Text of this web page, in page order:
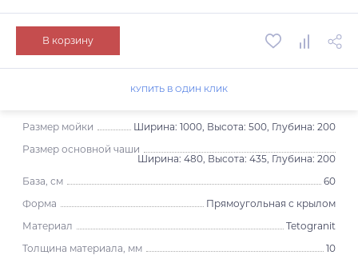
Размер мойки
Ширина: 1000, Высота: 500, Глубина: 200
Размер основной чаши
Ширина: 480, Высота: 435, Глубина: 200
База, см
60
Форма
Прямоугольная с крылом
Материал
Tetogranit
Толщина материала, мм
10
В корзину
КУПИТЬ В ОДИН КЛИК